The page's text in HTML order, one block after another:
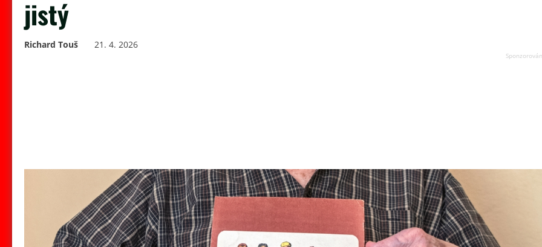
jistý
Richard Touš 21. 4. 2026